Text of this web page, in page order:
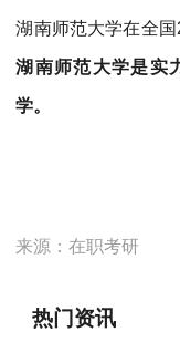
湖南师范大学在全国
湖南师范大学是实
学。
来源：在职考研
热门资讯